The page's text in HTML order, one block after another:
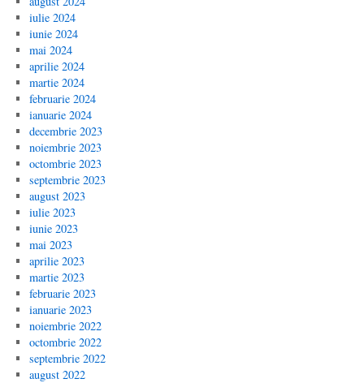
iulie 2024
iunie 2024
mai 2024
aprilie 2024
martie 2024
februarie 2024
ianuarie 2024
decembrie 2023
noiembrie 2023
octombrie 2023
septembrie 2023
august 2023
iulie 2023
iunie 2023
mai 2023
aprilie 2023
martie 2023
februarie 2023
ianuarie 2023
noiembrie 2022
octombrie 2022
septembrie 2022
august 2022